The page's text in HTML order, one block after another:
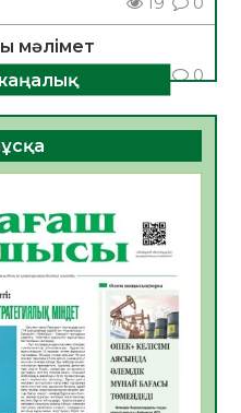
мәлімет
0
полиция
астам
қамтамасыз етті
ҰРПАҚ –
КЕҢЕЙТІЛГЕН
32
көшуге ең
33